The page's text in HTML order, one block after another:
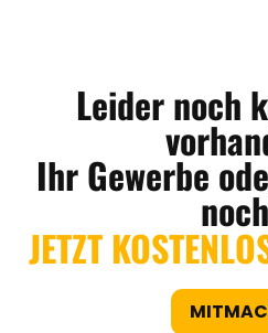
Leider noch
Ihr Gewerbe
JETZT